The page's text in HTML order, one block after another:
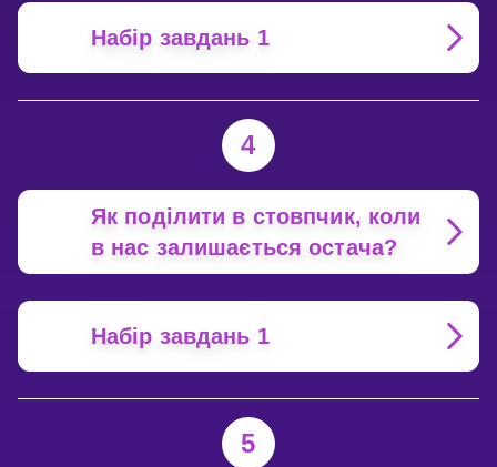
Набір завдань 1
4
Як поділити в стовпчик, коли
в нас залишається остача?
Набір завдань 1
5